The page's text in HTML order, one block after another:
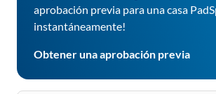
aprobación previa para una casa
instantáneamente!
Obtener una aprobación previa